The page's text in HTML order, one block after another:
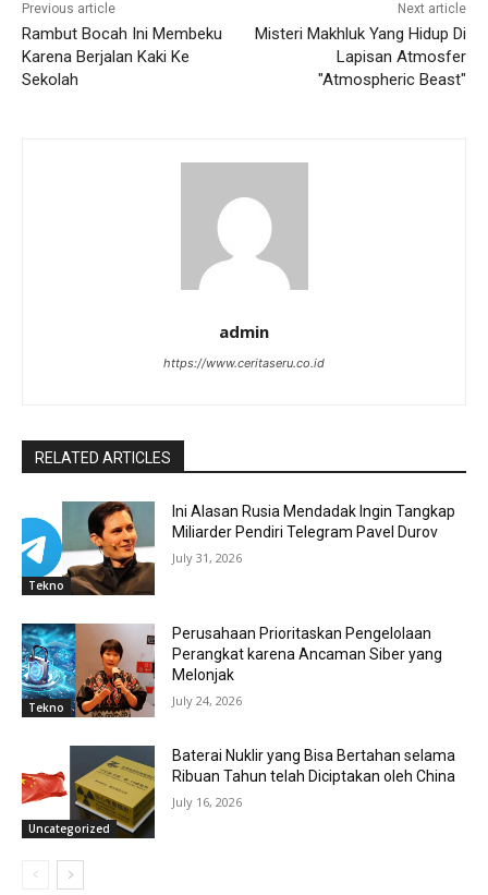
Previous article
Rambut Bocah Ini Membeku
Karena Berjalan Kaki Ke
Sekolah
Next article
Misteri Makhluk Yang Hidup Di
Lapisan Atmosfer
"Atmospheric Beast"
admin
https://www.ceritaseru.co.id
RELATED ARTICLES
Tekno
Ini Alasan Rusia Mendadak Ingin Tangkap
Miliarder Pendiri Telegram Pavel Durov
July 31, 2026
Tekno
Perusahaan Prioritaskan Pengelolaan
Perangkat karena Ancaman Siber yang
Melonjak
July 24, 2026
Uncategorized
Baterai Nuklir yang Bisa Bertahan selama
Ribuan Tahun telah Diciptakan oleh China
July 16, 2026